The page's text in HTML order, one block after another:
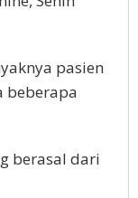
pasien
beberapa
berasal dari